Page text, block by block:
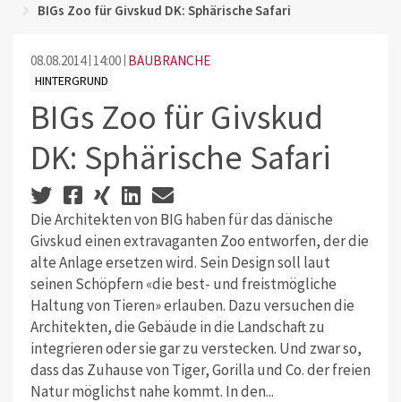
BIGs Zoo für Givskud DK: Sphärische Safari
08.08.2014 14:00 BAUBRANCHE
HINTERGRUND
BIGs Zoo für Givskud
DK: Sphärische Safari
Die Architekten von BIG haben für das dänische
Givskud einen extravaganten Zoo entworfen, der die
alte Anlage ersetzen wird. Sein Design soll laut
seinen Schöpfern «die best- und freistmögliche
Haltung von Tieren» erlauben. Dazu versuchen die
Architekten, die Gebäude in die Landschaft zu
integrieren oder sie gar zu verstecken. Und zwar so,
dass das Zuhause von Tiger, Gorilla und Co. der freien
Natur möglichst nahe kommt. In den...